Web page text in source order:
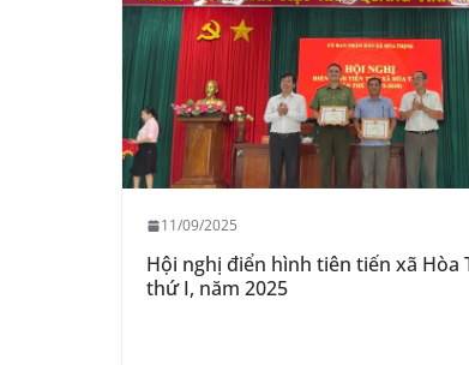
11/09/2025
Hội nghị điển hình tiên tiến xã Hòa
thứ I, năm 2025